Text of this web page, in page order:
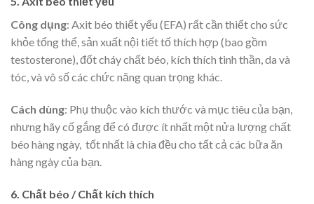
Công dụng: Axit béo thiết yếu (EFA) rất cần thiết cho sức
khỏe tổng thể, sản xuất nội tiết tố thích hợp (bao gồm
testosterone), đốt cháy chất béo, kích thích tinh thần, da và
tóc, và vô số các chức năng quan trọng khác.
Cách dùng: Phụ thuộc vào kích thước và mục tiêu của bạn,
nhưng hãy cố gắng để có được ít nhất một nửa lượng chất
béo hàng ngày, tốt nhất là chia đều cho tất cả các bữa ăn
hàng ngày của bạn.
6. Chất béo / Chất kích thích